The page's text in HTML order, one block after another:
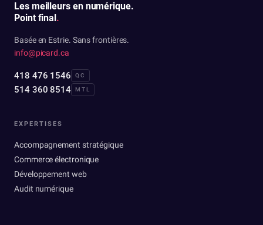
Les meilleurs en numérique.
Point final.
Basée en Estrie. Sans frontières.
info@picard.ca
418 476 1546 QC
514 360 8514 MTL
EXPERTISES
Accompagnement stratégique
Commerce électronique
Développement web
Audit numérique